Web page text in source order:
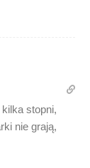
stopni,
nie grają,